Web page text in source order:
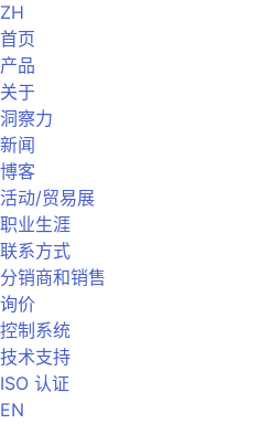
ZH
首页
产品
关于
洞察力
新闻
博客
活动/贸易展
职业生涯
联系方式
分销商和销售
询价
控制系统
技术支持
ISO 认证
EN